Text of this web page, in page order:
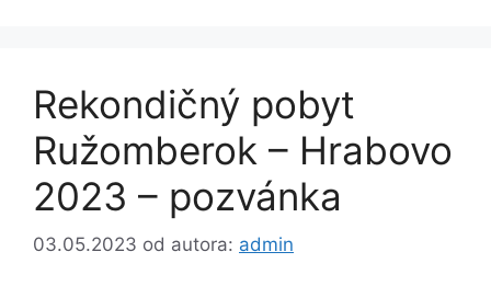
Rekondičný pobyt
Ružomberok – Hrabovo
2023 – pozvánka
03.05.2023 od autora: admin